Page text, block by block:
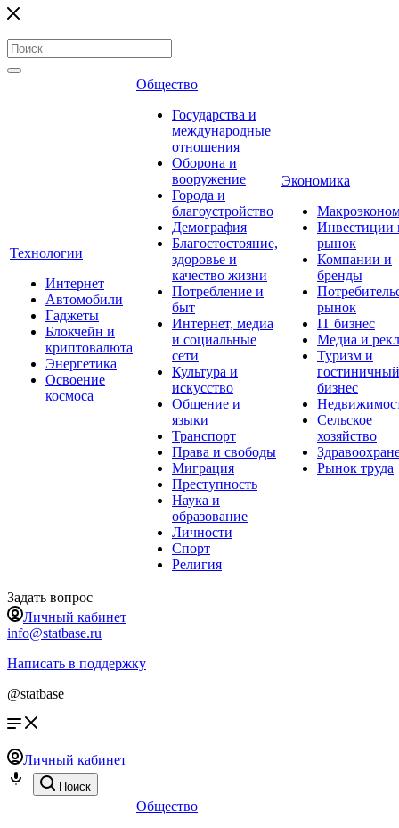
Технологии
Интернет
Автомобили
Гаджеты
Блокчейн и
криптовалюта
Энергетика
Освоение
космоса
Общество
Государства и
международные
отношения
Оборона и
вооружение
Города и
благоустройство
Демография
Благостостояние,
здоровье и
качество жизни
Потребление и
быт
Интернет, медиа
и социальные
сети
Культура и
искусство
Общение и
языки
Транспорт
Права и свободы
Миграция
Преступность
Наука и
образование
Личности
Спорт
Религия
Экономика
Инвестиции
рынок
Компании и
бренды
рынок
IT бизнес
Медиа и
Туризм и
гостиничный
бизнес
Сельское
хозяйство
Рынок труда
Задать вопрос
Личный кабинет
info@statbase.ru
Написать в поддержку
@statbase
Личный кабинет
Поиск
Общество